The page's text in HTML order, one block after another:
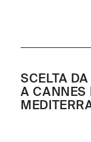
SCELTA
A CANNES